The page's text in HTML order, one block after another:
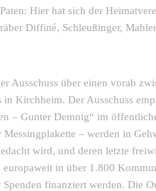
Hier hat sich der
Diffiné, Schleußinger,
Ausschuss über einen vorab
Kirchheim. Der Ausschuss
– Gunter Demnig“ im
– werden in
wird, und deren letzte
in über 1.800
finanziert werden. Die